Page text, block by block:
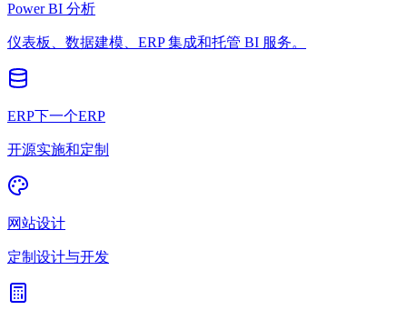
Power BI 分析
仪表板、数据建模、ERP 集成和托管 BI 服务。
ERP下一个ERP
开源实施和定制
网站设计
定制设计与开发